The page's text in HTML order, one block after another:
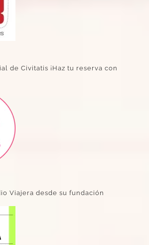
de Civitatis ¡Haz tu reserva con
Viajera desde su fundación